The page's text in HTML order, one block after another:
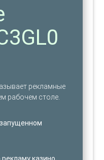
рекламные
рабочем столе.